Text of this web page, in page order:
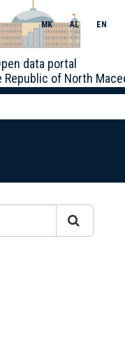
data portal
of North
MK AL EN